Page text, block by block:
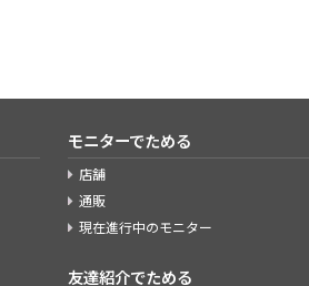
モニターでためる
店舗
通販
現在進行中のモニター
友達紹介でためる